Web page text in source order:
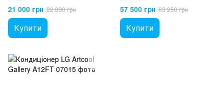
21 000 грн 22 890 грн
Купити
57 500 грн 63 250 грн
Купити